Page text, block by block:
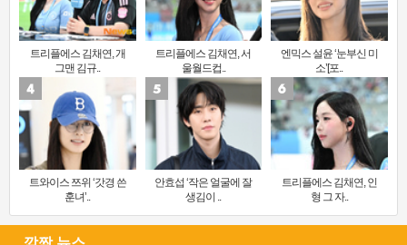
트리플에스 김채연, 개
그맨 김규..
트리플에스 김채연, 서
울월드컵..
엔믹스 설윤 ‘눈부신 미
소’[포..
트와이스 쯔위 ‘갓경 쓴
훈녀’..
안효섭 ‘작은 얼굴에 잘
생김이 ..
트리플에스 김채연, 인
형 그 자..